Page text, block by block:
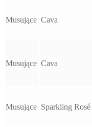
Musujące Cava
Musujące Cava
Musujące Sparkling Rosé